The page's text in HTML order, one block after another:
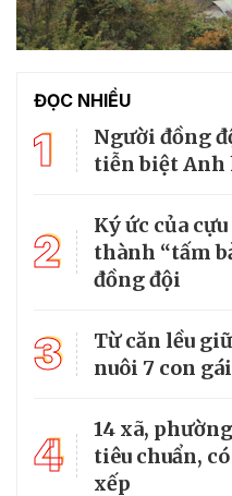
ĐỌC NHIỀU
1
Người đồng
tiễn biệt Anh
2
Ký ức của
thành “tấm
đồng đội
3
Từ căn lều
nuôi 7 con
4
14 xã,
tiêu chuẩn,
xếp